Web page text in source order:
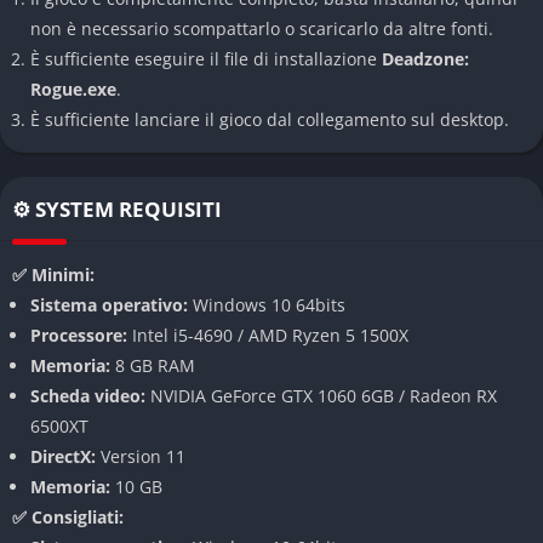
frenesia degli sparatutto in terza persona con una forte enfasi
sulla tattica, costringendo il giocatore a scegliere
accuratamente quando affrontare i nemici e quando ritirarsi.
Le armi possono essere potenziate e personalizzate con
componenti trovati sul campo, creando build uniche che
Un mondo aperto oscuro e pericoloso
Le ambientazioni si sviluppano in un vasto open world
frammentato in zone contaminate, città distrutte e laboratori
segreti sotterranei. Ogni area offre sfide ambientali, nemici
unici e risorse da recuperare, con un level design che premia
l’esplorazione attenta e rischiosa.
Sopravvivenza e gestione delle risorse
Oltre a combattere, il giocatore deve gestire munizioni, cibo,
non è necessario scompattarlo o scaricarlo da altre fonti.
È sufficiente eseguire il file di installazione Deadzone:
Rogue.exe.
È sufficiente lanciare il gioco dal collegamento sul desktop.
⚙️ SYSTEM REQUISITI
✅ Minimi:
Sistema operativo: Windows 10 64bits
Processore: Intel i5-4690 / AMD Ryzen 5 1500X
Memoria: 8 GB RAM
Scheda video: NVIDIA GeForce GTX 1060 6GB / Radeon RX
6500XT
DirectX: Version 11
Memoria: 10 GB
✅ Consigliati: